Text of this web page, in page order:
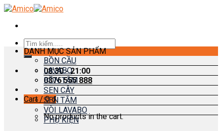
Skip
content
Search
for:
08:30 - 21:00
0376 555 888
Cart /0₫
No products in the cart.
DANH MỤC SẢN PHẨM
BỒN CẦU
LAVABO
BỒN TẮM
SEN CÂY
SEN TẮM
VÒI LAVABO
PHỤ KIỆN